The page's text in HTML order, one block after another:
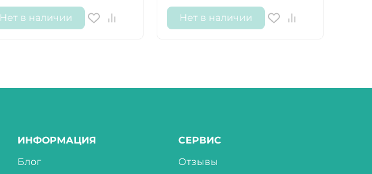
Нет в наличии Нет в наличии
ИНФОРМАЦИЯ
Блог
СЕРВИС
Отзывы